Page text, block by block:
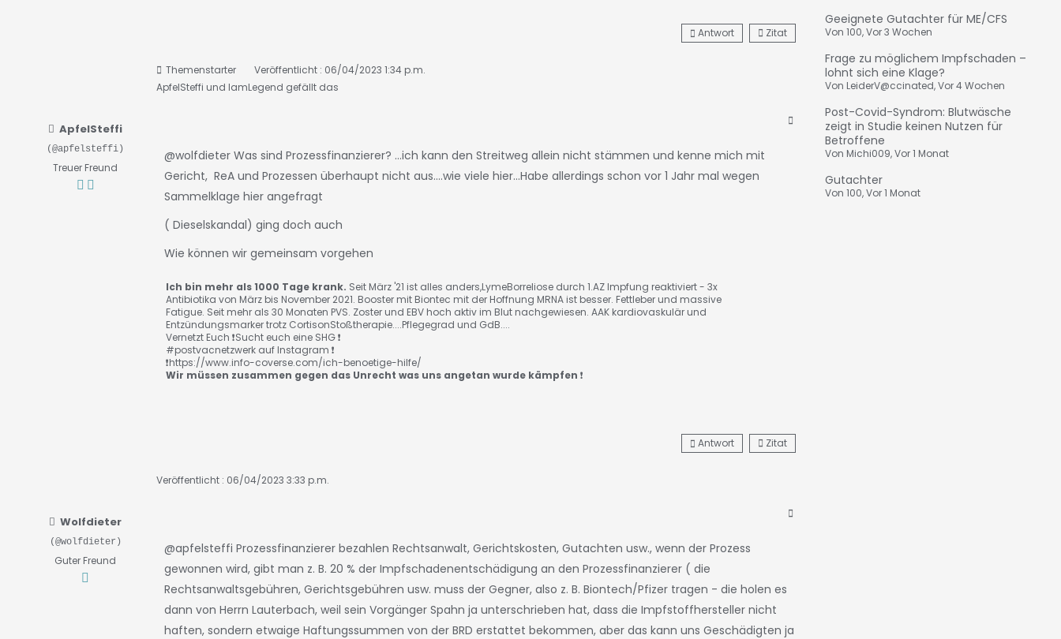
Antwort Zitat
Themenstarter
Veröffentlicht : 06/04/2023 1:34 p.m.
ApfelSteffi und IamLegend gefällt das
ApfelSteffi
(@apfelsteffi)
Treuer Freund
@wolfdieter Was sind Prozessfinanzierer? ...ich kann den Streitweg allein nicht stämmen und kenne mich mit
Gericht, ReA und Prozessen überhaupt nicht aus....wie viele hier...Habe allerdings schon vor 1 Jahr mal wegen
Sammelklage hier angefragt
( Dieselskandal) ging doch auch
Wie können wir gemeinsam vorgehen
Ich bin mehr als 1000 Tage krank. Seit März '21 ist alles anders,LymeBorreliose durch 1.AZ Impfung reaktiviert - 3x
Antibiotika von März bis November 2021. Booster mit Biontec mit der Hoffnung MRNA ist besser. Fettleber und massive
Fatigue. Seit mehr als 30 Monaten PVS. Zoster und EBV hoch aktiv im Blut nachgewiesen. AAK kardiovaskulär und
Entzündungsmarker trotz CortisonStoßtherapie....Pflegegrad und GdB....
Vernetzt Euch ❗️Sucht euch eine SHG ❗️
#postvacnetzwerk auf Instagram ❗️
❗️https://www.info-coverse.com/ich-benoetige-hilfe/
Wir müssen zusammen gegen das Unrecht was uns angetan wurde kämpfen ❗️
Antwort Zitat
Veröffentlicht : 06/04/2023 3:33 p.m.
Wolfdieter
(@wolfdieter)
Guter Freund
@apfelsteffi Prozessfinanzierer bezahlen Rechtsanwalt, Gerichtskosten, Gutachten usw., wenn der Prozess
gewonnen wird, gibt man z. B. 20 % der Impfschadenentschädigung an den Prozessfinanzierer ( die
Rechtsanwaltsgebühren, Gerichtsgebühren usw. muss der Gegner, also z. B. Biontech/Pfizer tragen - die holen es
dann von Herrn Lauterbach, weil sein Vorgänger Spahn ja unterschrieben hat, dass die Impfstoffhersteller nicht
haften, sondern etwaige Haftungssummen von der BRD erstattet bekommen, aber das kann uns Geschädigten ja
Geeignete Gutachter für ME/CFS
Von100,Vor 3 Wochen
Frage zu möglichem Impfschaden –
lohnt sich eine Klage?
Von LeiderV@ccinated,Vor 4 Wochen
Post-Covid-Syndrom: Blutwäsche
zeigt in Studie keinen Nutzen für
Betroffene
Von Michi009,Vor 1 Monat
Gutachter
Von100,Vor 1 Monat